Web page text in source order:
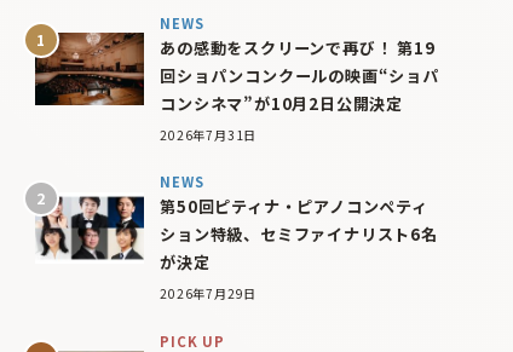
NEWS
あの感動をスクリーンで再び！ 第19
回ショパンコンクールの映画“ショパ
コンシネマ”が10月2日公開決定
2026年7月31日
NEWS
第50回ピティナ・ピアノコンペティ
ション特級、セミファイナリスト6名
が決定
2026年7月29日
PICK UP